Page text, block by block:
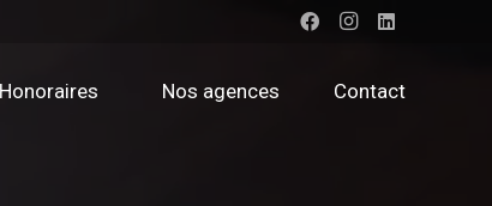
Honoraires Nos agences Contact